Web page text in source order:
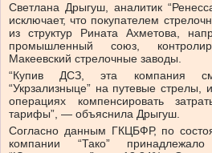
Светлана Дрыгуш, аналитик
исключает, что покупателем
из структур Рината Ахметова,
промышленный союз,
Макеевский стрелочные заводы.
“Купив ДСЗ, эта компания
“Укрзализныце” на путевые стрелы,
операциях компенсировать
тарифы”, — объяснила Дрыгуш.
Согласно данным ГКЦБФР, по
компании “Тако”